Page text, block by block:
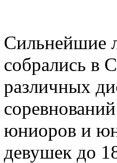
Сильнейшие
собрались в
различных
юниоров и
девушек до